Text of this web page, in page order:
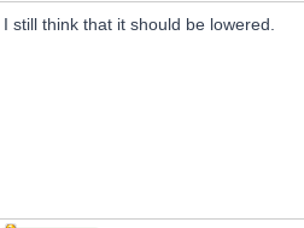
I still think that it should be lowered.